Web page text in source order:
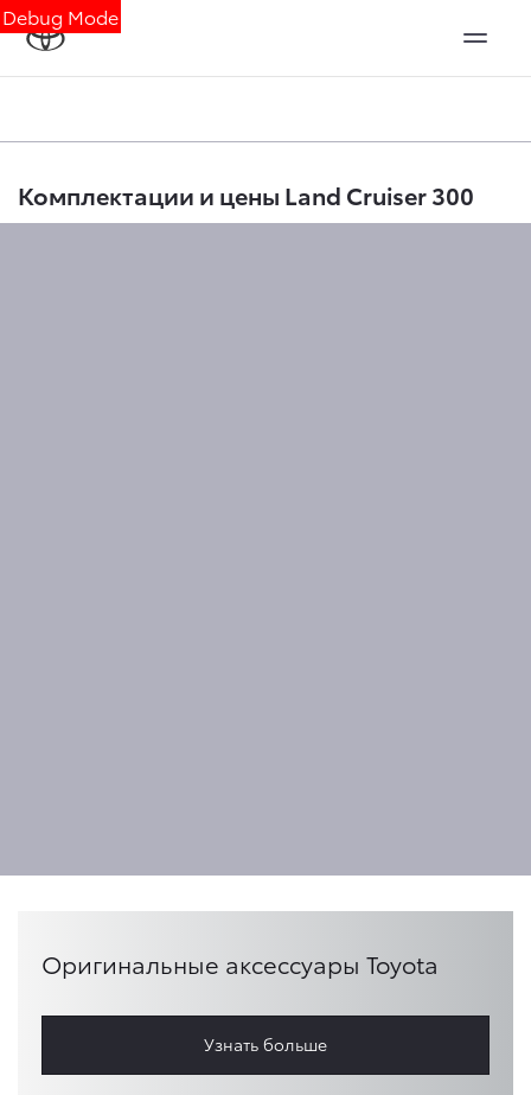
Debug Mode
Комплектации и цены Land Cruiser 300
Оригинальные аксессуары Toyota
Узнать больше